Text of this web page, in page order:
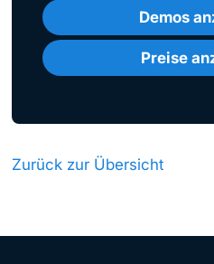
Demos
Preise
Zurück zur Übersicht